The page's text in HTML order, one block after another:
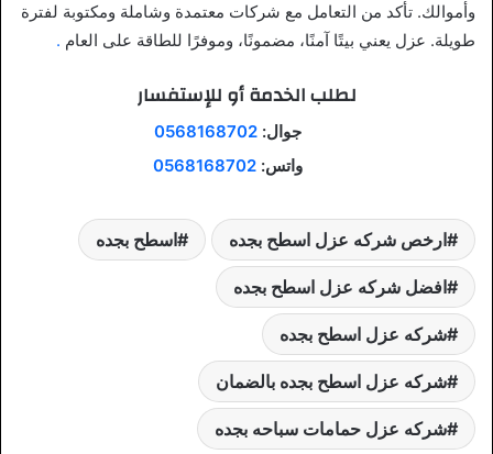
وأموالك. تأكد من التعامل مع شركات معتمدة وشاملة ومكتوبة لفترة
طويلة. عزل يعني بيتًا آمنًا، مضمونًا، وموفرًا للطاقة على العام .
لطلب الخدمة أو للإستفسار
جوال:0568168702
واتس:0568168702
ارخص شركه عزل اسطح بجده اسطح بجده
افضل شركه عزل اسطح بجده
شركه عزل اسطح بجده
شركه عزل اسطح بجده بالضمان
شركه عزل حمامات سباحه بجده